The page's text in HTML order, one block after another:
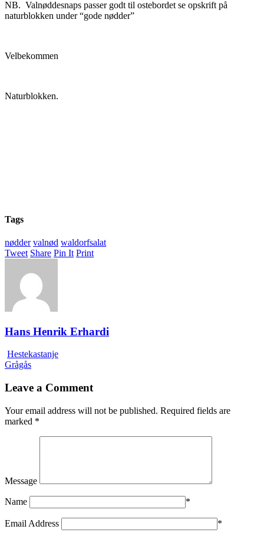
NB. Valnøddesnaps passer godt til ostebordet se opskrift på
naturblokken under “gode nødder”
Velbekommen
Naturblokken.
Tags
nødder valnød waldorfsalat
Tweet Share Pin It Print
Hans Henrik Erhardi
Hestekastanje
Grågås
Leave a Comment
Your email address will not be published. Required fields are
marked *
Message
Name *
Email Address *